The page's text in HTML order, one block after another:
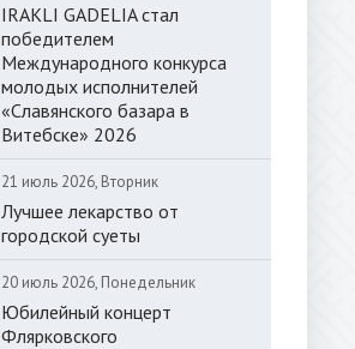
IRAKLI GADELIA стал
победителем
Международного конкурса
молодых исполнителей
«Славянского базара в
Витебске» 2026
21 июль 2026, Вторник
Лучшее лекарство от
городской суеты
20 июль 2026, Понедельник
Юбилейный концерт
Флярковского